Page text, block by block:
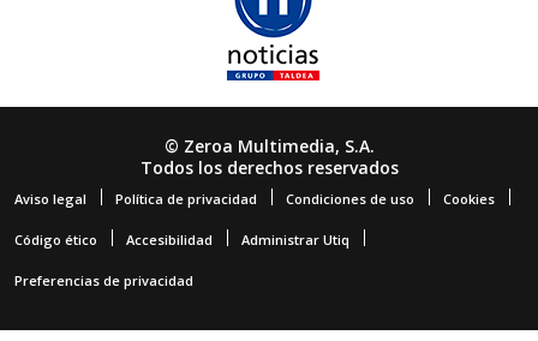
© Zeroa Multimedia, S.A.
Todos los derechos reservados
Aviso legal Política de privacidad Condiciones de uso Cookies
Código ético Accesibilidad Administrar Utiq
Preferencias de privacidad